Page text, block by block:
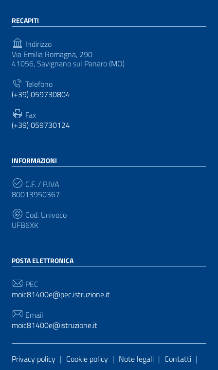
RECAPITI
Indirizzo
Via Emilia Romagna, 290
41056, Savignano sul Panaro (MO)
Telefono
(+39) 059730804
Fax
(+39) 059730124
INFORMAZIONI
C.F. / P.IVA
80013950367
Cod. Univoco
UFB6XK
POSTA ELETTRONICA
PEC
moic81400e@pec.istruzione.it
Email
moic81400e@istruzione.it
Sezione Link Utili
Privacy policy | Cookie policy | Note legali | Contatti |